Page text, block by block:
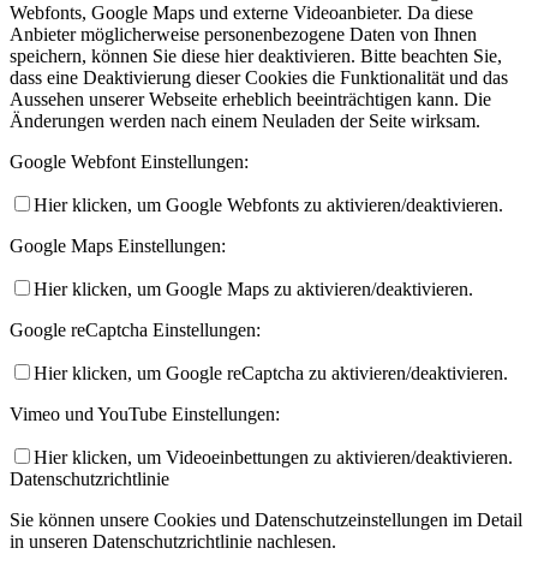
Webfonts, Google Maps und externe Videoanbieter. Da diese
Anbieter möglicherweise personenbezogene Daten von Ihnen
speichern, können Sie diese hier deaktivieren. Bitte beachten Sie,
dass eine Deaktivierung dieser Cookies die Funktionalität und das
Aussehen unserer Webseite erheblich beeinträchtigen kann. Die
Änderungen werden nach einem Neuladen der Seite wirksam.
Google Webfont Einstellungen:
Hier klicken, um Google Webfonts zu aktivieren/deaktivieren.
Google Maps Einstellungen:
Hier klicken, um Google Maps zu aktivieren/deaktivieren.
Google reCaptcha Einstellungen:
Hier klicken, um Google reCaptcha zu aktivieren/deaktivieren.
Vimeo und YouTube Einstellungen:
Hier klicken, um Videoeinbettungen zu aktivieren/deaktivieren.
Datenschutzrichtlinie
Sie können unsere Cookies und Datenschutzeinstellungen im Detail
in unseren Datenschutzrichtlinie nachlesen.